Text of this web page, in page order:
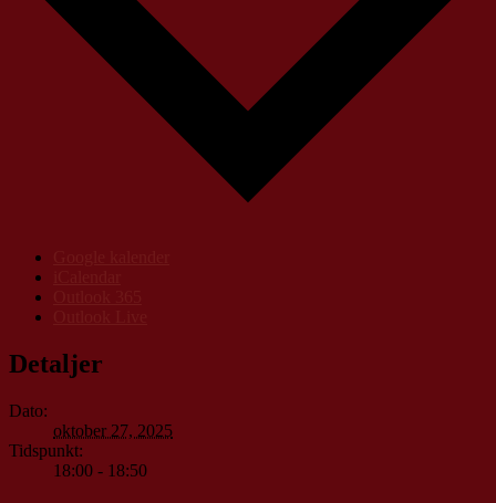
Detaljer
Dato:
oktober 27, 2025
Tidspunkt:
18:00 - 18:50